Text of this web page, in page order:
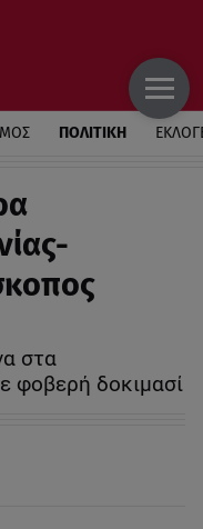
ΠΟΛΙΤΙΚΗ
στα
φοβερή δοκιμασί